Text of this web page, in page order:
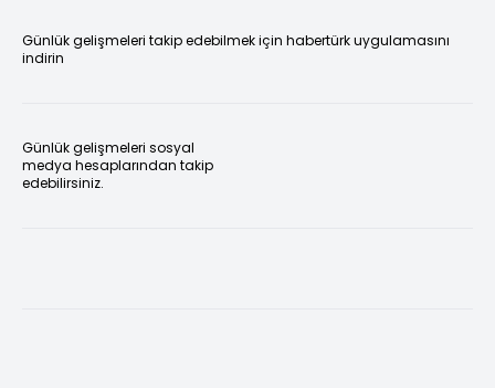
Günlük gelişmeleri takip edebilmek için habertürk uygulamasını
indirin
Günlük gelişmeleri sosyal
medya hesaplarından takip
edebilirsiniz.